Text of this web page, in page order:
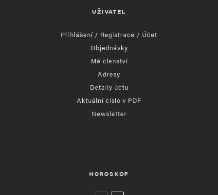
UŽIVATEL
Přihlášení / Registrace / Účet
Objednávky
Mé členství
Adresy
Detaily účtu
Aktuální číslo v PDF
Newsletter
HOROSKOP